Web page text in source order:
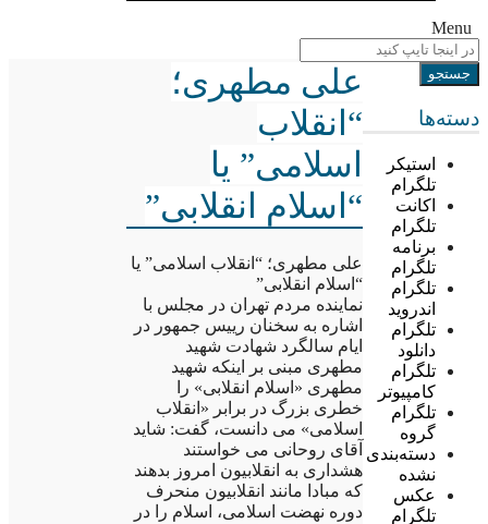
Menu
دسته‌ها
استیکر
تلگرام
اکانت
تلگرام
برنامه
تلگرام
تلگرام
اندروید
تلگرام
دانلود
تلگرام
کامپیوتر
تلگرام
گروه
دسته‌بندی
نشده
عکس
تلگرام
علی مطهرى؛
“انقلاب
اسلامی” یا
“اسلام انقلابی”
علی مطهرى؛ “انقلاب اسلامی” یا
“اسلام انقلابی”
نماینده مردم تهران در مجلس با
اشاره به سخنان رییس جمهور در
ایام سالگرد شهادت شهید
مطهری مبنی بر اینکه شهید
مطهری «اسلام انقلابی» را
خطری بزرگ در برابر «انقلاب
اسلامی» می دانست، گفت: شاید
آقای روحانی می خواستند
هشداری به انقلابیون امروز بدهند
که مبادا مانند انقلابیون منحرف
دوره نهضت اسلامی، اسلام را در